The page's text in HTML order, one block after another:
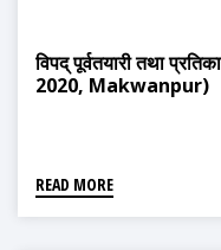
विपद् पूर्वतयारी तथा
2020, Makwanpur)
READ MORE